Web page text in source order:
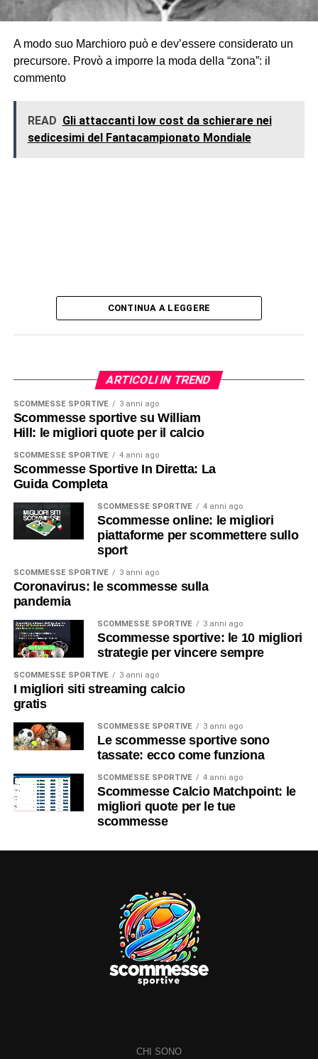
A modo suo Marchioro può e dev’essere considerato un
precursore. Provò a imporre la moda della “zona”: il
commento
READ Gli attaccanti low cost da schierare nei
sedicesimi del Fantacampionato Mondiale
CONTINUA A LEGGERE
ARTICOLI IN TREND
SCOMMESSE SPORTIVE 3 anni ago
Scommesse sportive su William
Hill: le migliori quote per il calcio
SCOMMESSE SPORTIVE 4 anni ago
Scommesse Sportive In Diretta: La
Guida Completa
SCOMMESSE SPORTIVE 4 anni ago
Scommesse online: le migliori
piattaforme per scommettere sullo
sport
SCOMMESSE SPORTIVE 3 anni ago
Coronavirus: le scommesse sulla
pandemia
SCOMMESSE SPORTIVE 3 anni ago
Scommesse sportive: le 10 migliori
strategie per vincere sempre
SCOMMESSE SPORTIVE 3 anni ago
I migliori siti streaming calcio
gratis
SCOMMESSE SPORTIVE 3 anni ago
Le scommesse sportive sono
tassate: ecco come funziona
SCOMMESSE SPORTIVE 4 anni ago
Scommesse Calcio Matchpoint: le
migliori quote per le tue
scommesse
CHI SONO